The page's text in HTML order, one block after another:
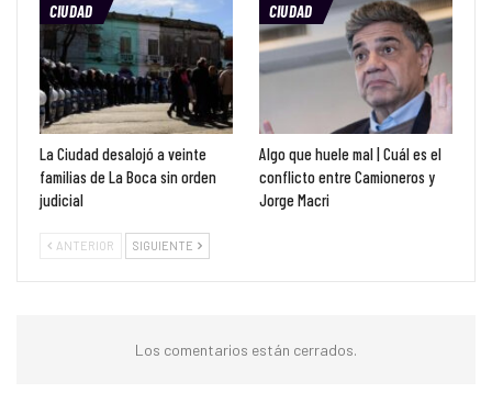
CIUDAD
La Ciudad desalojó a veinte
familias de La Boca sin orden
judicial
CIUDAD
Algo que huele mal | Cuál es el
conflicto entre Camioneros y
Jorge Macri
ANTERIOR SIGUIENTE
Los comentarios están cerrados.